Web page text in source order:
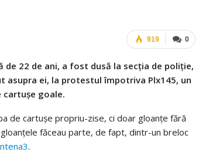
0
919
de 22 de ani, a fost dusă la secția de poliție,
asupra ei, la protestul împotriva Plx145, un
cartușe goale.
de cartușe propriu-zise, ci doar gloanțe fără
făceau parte, de fapt, dintr-un breloc
.